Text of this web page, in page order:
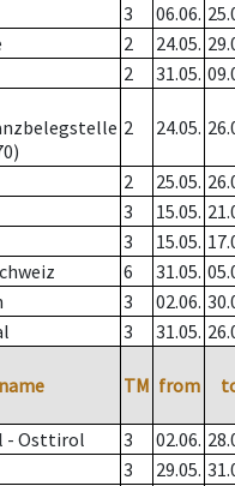
3 06.06.
2 24.05.
2 31.05.
2 24.05.
2 25.05.
3 15.05.
3 15.05.
6 31.05.
3 02.06.
3 31.05.
TM from
- Osttirol 3 02.06.
3 29.05.